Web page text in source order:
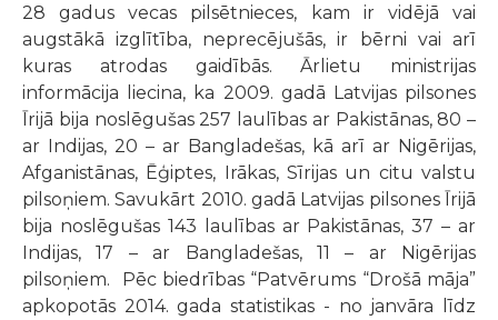
28 gadus vecas pilsētnieces, kam ir vidējā vai
augstākā izglītība, neprecējušās, ir bērni vai arī
kuras atrodas gaidībās. Ārlietu ministrijas
informācija liecina, ka 2009. gadā Latvijas pilsones
Īrijā bija noslēgušas 257 laulības ar Pakistānas, 80 –
ar Indijas, 20 – ar Bangladešas, kā arī ar Nigērijas,
Afganistānas, Ēģiptes, Irākas, Sīrijas un citu valstu
pilsoņiem. Savukārt 2010. gadā Latvijas pilsones Īrijā
bija noslēgušas 143 laulības ar Pakistānas, 37 – ar
Indijas, 17 – ar Bangladešas, 11 – ar Nigērijas
pilsoņiem. Pēc biedrības “Patvērums “Drošā māja”
apkopotās 2014. gada statistikas - no janvāra līdz